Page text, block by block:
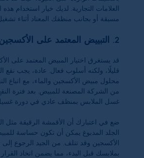
العلامات التجارية. لديك خيار استخدام
مسبقة أو بجانب منظفك المعتاد أثناء
2. التبييض المعتمد على الأكسجين
قد يستغرق اختيار المبيض المعتمد على
قليلًا، ولكنه أسلوب فعال. عادة، يجب نقع
محلول مبيض الأكسجين والماء، مع اتباع
من الشركة المصنعة للمبيض. بعد فترة
غسل الملابس بمنظف عادي في دورة
ضع في اعتبارك أن الأقمشة الرقيقة مثل
الجلد المدبوغ يمكن أن تكون حساسة
الأكسجين وقد تتلف. من الجيد الرجوع إلى
بملابسك قبل البدء، مما يضمن اتخاذ القرار